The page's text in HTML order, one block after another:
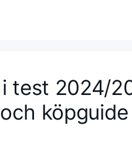
test 2024/
köpguide